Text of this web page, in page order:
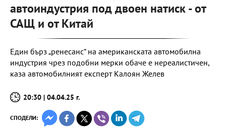
автоиндустрия под двоен натиск - от
САЩ и от Китай
Един бърз „ренесанс“ на американската автомобилна
индустрия чрез подобни мерки обаче е нереалистичен,
каза автомобилният експерт Калоян Желев
20:30 | 04.04.25 г.
СПОДЕЛИ: